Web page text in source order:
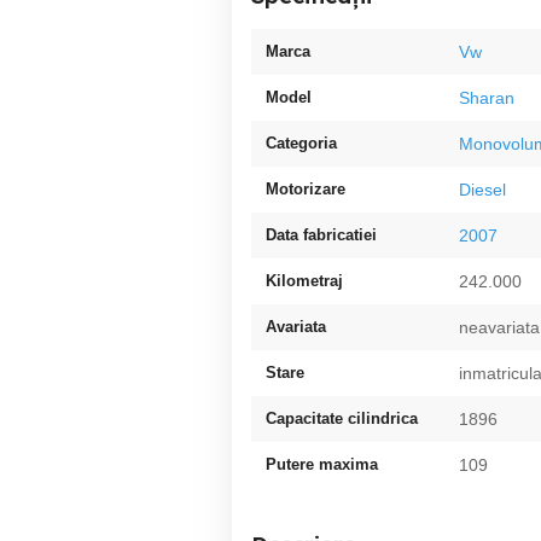
Marca Vw
Model Sharan
Categoria
Motorizare Diesel
Data fabricatiei 2007
Kilometraj 242.000
Avariata neavariata
Stare
Capacitate cilindrica 1896
Putere maxima 109